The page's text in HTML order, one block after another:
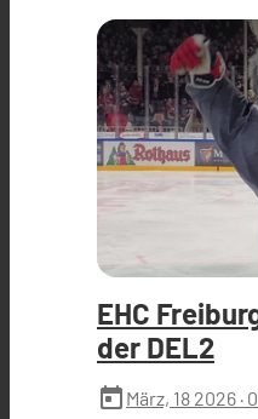
EHC
der DEL2
today März, 18 2026 ·